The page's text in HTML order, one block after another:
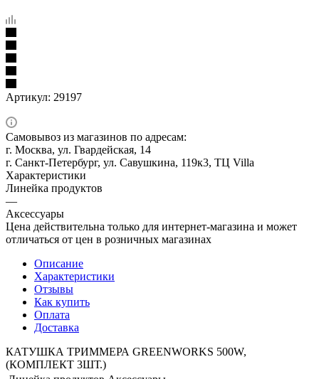
Артикул: 29197
Самовывоз из магазинов по адресам:
г. Москва, ул. Гвардейская, 14
г. Санкт-Петербург, ул. Савушкина, 119к3, ТЦ Villa
Характеристики
Линейка продуктов
—
Аксессуары
Цена действительна только для интернет-магазина и может
отличаться от цен в розничных магазинах
Описание
Характеристики
Отзывы
Как купить
Оплата
Доставка
КАТУШКА ТРИММЕРА GREENWORKS 500W,
(КОМПЛЕКТ 3ШТ.)